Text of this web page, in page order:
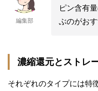
編集部
ピン含有
ぶのがおす
濃縮還元とストレ
それぞれのタイプには特